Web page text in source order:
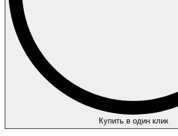
Купить в один клик